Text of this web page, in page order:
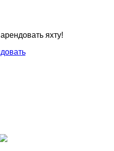
яхту!